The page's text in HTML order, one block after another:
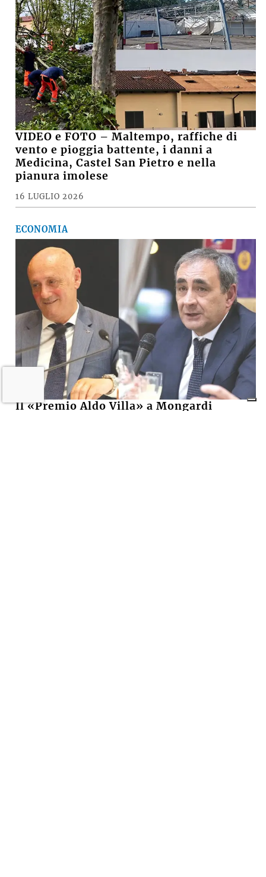
VIDEO e FOTO – Maltempo, raffiche di
vento e pioggia battente, i danni a
Medicina, Castel San Pietro e nella
pianura imolese
16 LUGLIO 2026
ECONOMIA
Il «Premio Aldo Villa» a Mongardi